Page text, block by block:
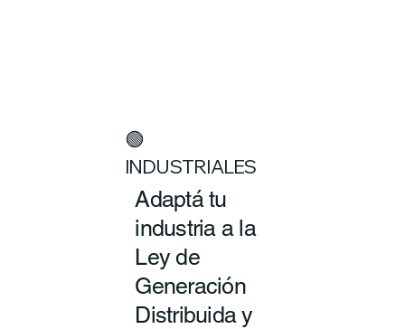
🟢
INDUSTRIALES
Adaptá tu
industria a la
Ley de
Generación
Distribuida y